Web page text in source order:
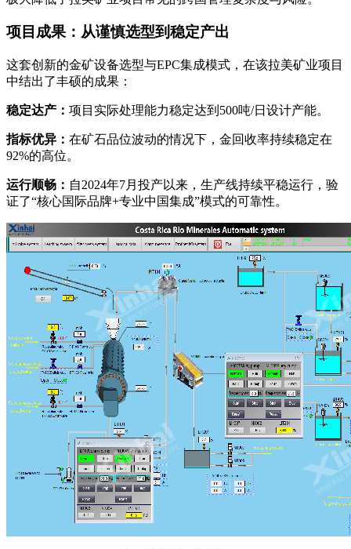
项目成果：从谨慎选型到稳定产出
这套创新的金矿设备选型与EPC集成模式，在该拉美矿业项目
中结出了丰硕的成果：
稳定达产： 项目实际处理能力稳定达到500吨/日设计产能。
指标优异： 在矿石品位波动的情况下，金回收率持续稳定在
92%的高位。
运行顺畅： 自2024年7月投产以来，生产线持续平稳运行，验
证了“核心国际品牌+专业中国集成”模式的可靠性。